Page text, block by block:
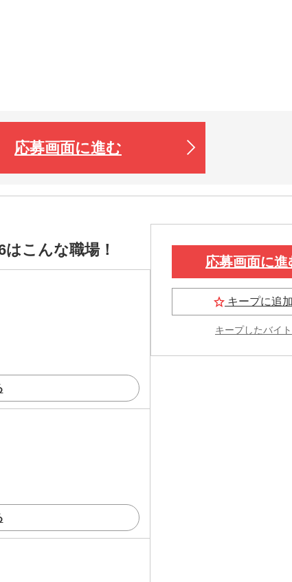
応募画面に進む
こんな職場！
応募画面に進
キープに追加
キープしたバイト